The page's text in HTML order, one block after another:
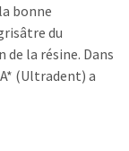
bonne
du
la résine. Dans
(Ultradent) a